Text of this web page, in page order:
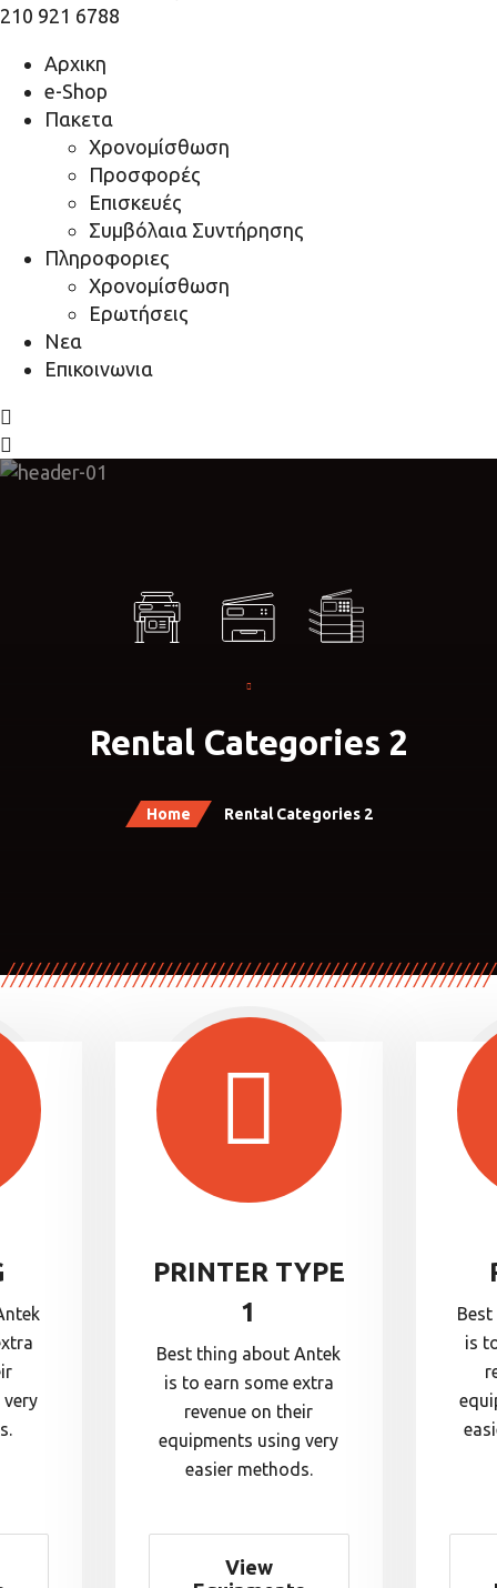
210 921 6788
Αρχικη
e-Shop
Πακετα
Χρονομίσθωση
Προσφορές
Επισκευές
Συμβόλαια Συντήρησης
Πληροφοριες
Χρονομίσθωση
Ερωτήσεις
Νεα
Επικοινωνια
Rental Categories 2
Home Rental Categories 2
very
PRINTER TYPE
1
Best thing about Antek
is to earn some extra
revenue on their
equipments using very
easier methods.
View
is